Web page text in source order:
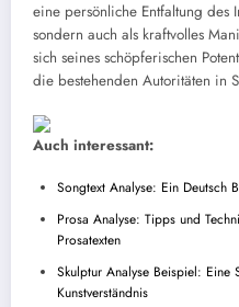
eine persönliche Entfaltung des
sondern auch als kraftvolles
sich seines schöpferischen
die bestehenden Autoritäten in
Auch interessant:
Songtext Analyse: Ein Deutsch
Prosa Analyse: Tipps und
Prosatexten
Skulptur Analyse Beispiel: Eine
Kunstverständnis